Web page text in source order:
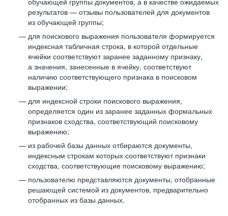
результатов — отзывы пользователей для документов
из обучающей группы;
для поискового выражения пользователя формируется
индексная табличная строка, в которой отдельные
ячейки соответствуют заранее заданному признаку,
а значения, занесенные в ячейку, соответствуют
наличию соответствующего признака в поисковом
выражении;
для индексной строки поискового выражения,
определяется один из заранее заданных формальных
признаков сходства, соответствующий поисковому
выражению;
из рабочей базы данных отбираются документы,
индексным строкам которых соответствуют признаки
сходства, соответствующие поисковому выражению;
пользователю представляются документы, отобранные
решающей системой из документов, предварительно
отобранных из базы данных.